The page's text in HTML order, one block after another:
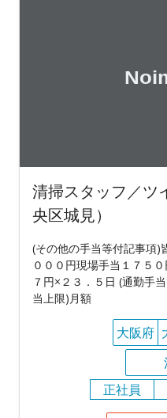
清掃スタッフ／ツ
央区城見）
(その他の手当等付記事項)
０００円現場手当１７５
７円×２３．５日 (通勤手
当上限)月額
大阪府
正社員